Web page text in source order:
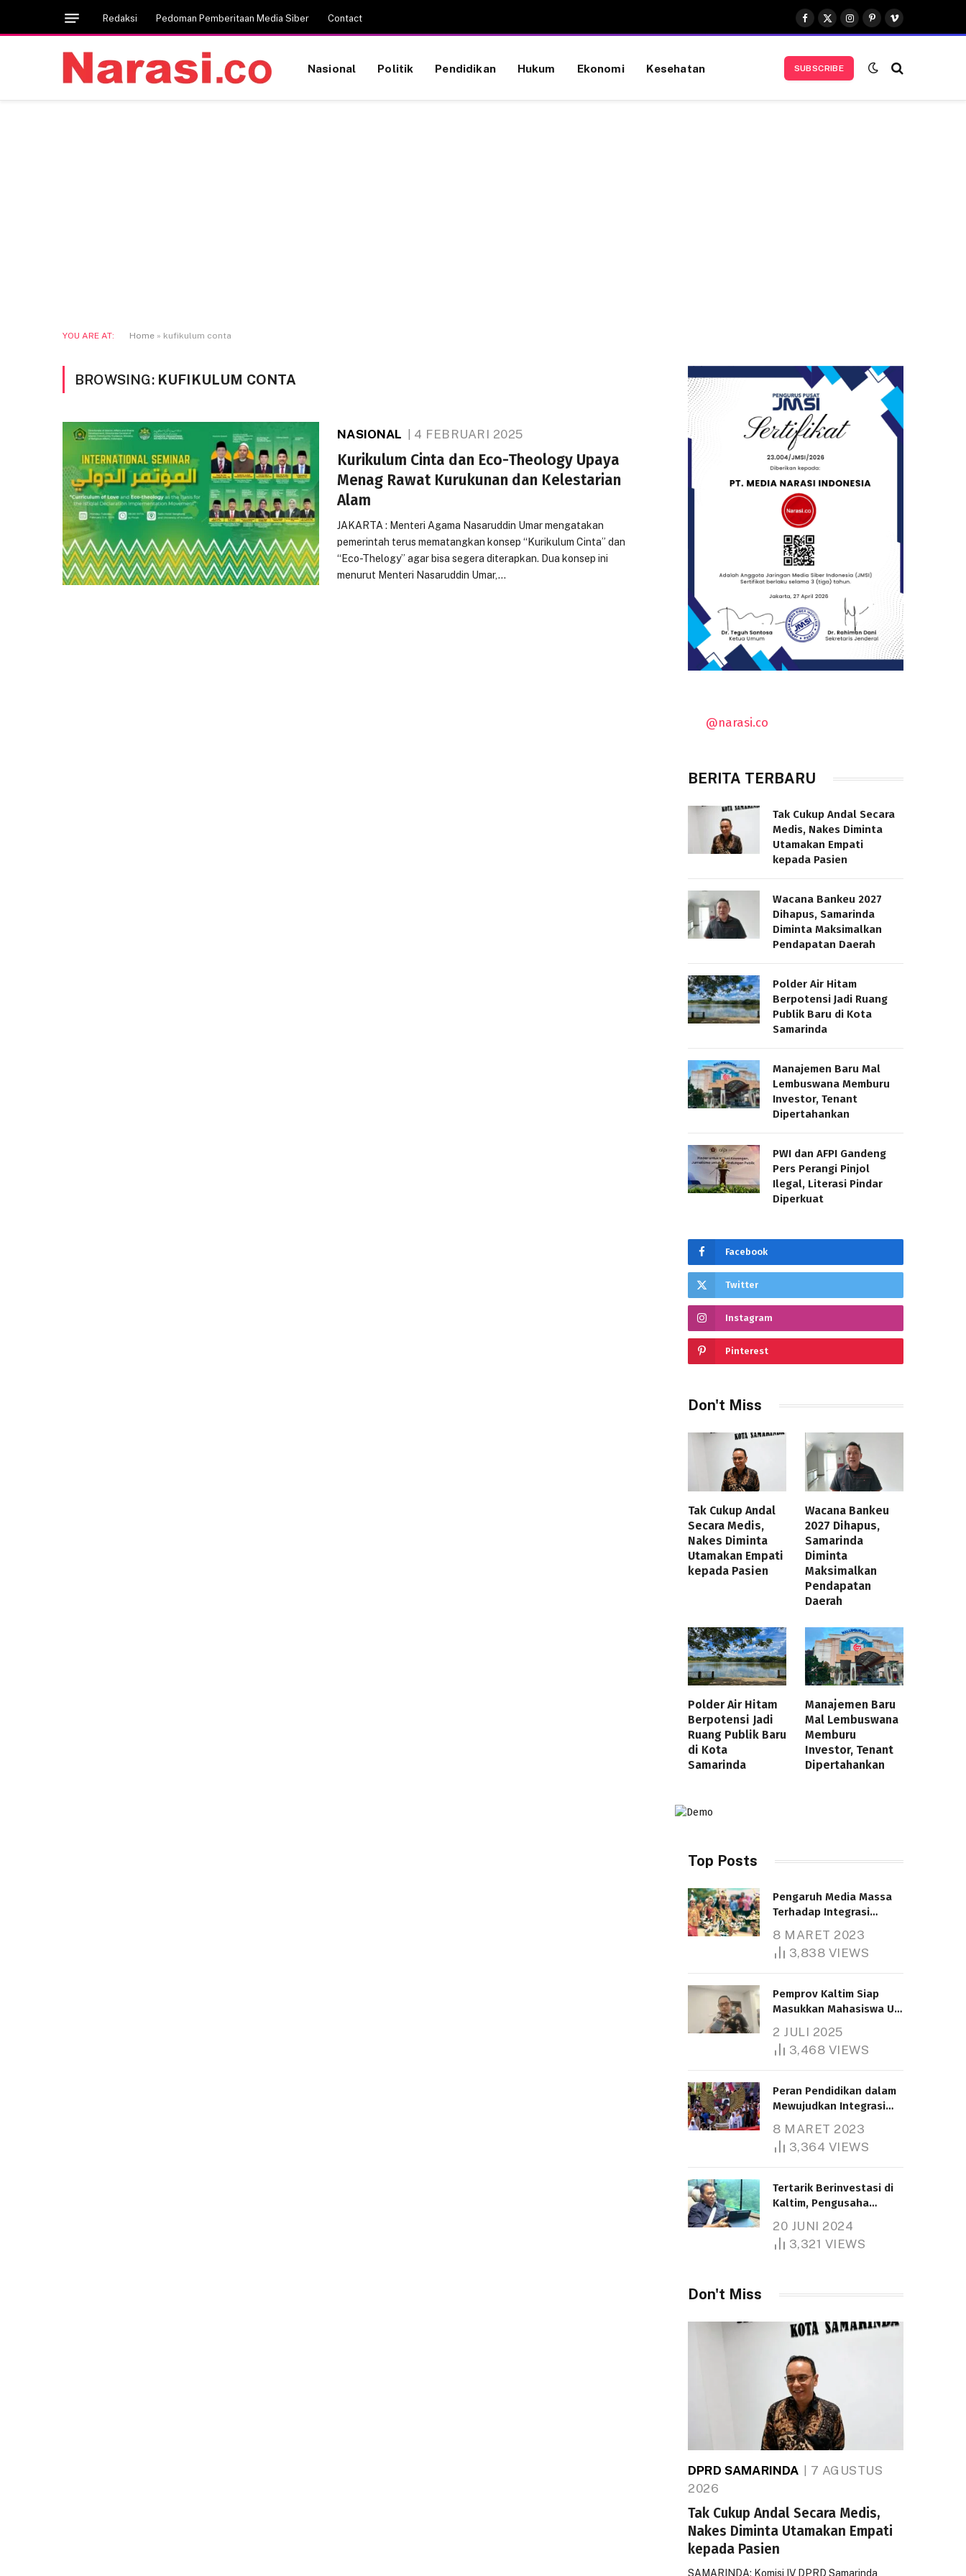
Redaksi Pedoman Pemberitaan Media Siber Contact
Facebook
X
(Twitter)
Instagram
Pinterest
Vimeo
Nasional Politik Pendidikan Hukum Ekonomi Kesehatan SUBSCRIBE
YOU ARE AT: Home » kufikulum conta
BROWSING: KUFIKULUM CONTA
NASIONAL 4 FEBRUARI 2025
Kurikulum Cinta dan Eco-Theology Upaya
Menag Rawat Kurukunan dan Kelestarian
Alam
JAKARTA : Menteri Agama Nasaruddin Umar mengatakan
pemerintah terus mematangkan konsep “Kurikulum Cinta” dan
“Eco-Thelogy” agar bisa segera diterapkan. Dua konsep ini
menurut Menteri Nasaruddin Umar,…
@narasi.co
BERITA TERBARU
Tak Cukup Andal Secara
Medis, Nakes Diminta
Utamakan Empati
kepada Pasien
Wacana Bankeu 2027
Dihapus, Samarinda
Diminta Maksimalkan
Pendapatan Daerah
Polder Air Hitam
Berpotensi Jadi Ruang
Publik Baru di Kota
Samarinda
Manajemen Baru Mal
Lembuswana Memburu
Investor, Tenant
Dipertahankan
PWI dan AFPI Gandeng
Pers Perangi Pinjol
Ilegal, Literasi Pindar
Diperkuat
Facebook
Twitter
Instagram
Pinterest
Don't Miss
Tak Cukup Andal
Secara Medis,
Nakes Diminta
Utamakan Empati
kepada Pasien
Wacana Bankeu
2027 Dihapus,
Samarinda
Diminta
Maksimalkan
Pendapatan
Daerah
Polder Air Hitam
Berpotensi Jadi
Ruang Publik Baru
di Kota
Samarinda
Manajemen Baru
Mal Lembuswana
Memburu
Investor, Tenant
Dipertahankan
Top Posts
Pengaruh Media Massa
Terhadap Integrasi
8 MARET 2023
3,838 VIEWS
Pemprov Kaltim Siap
Masukkan Mahasiswa UT
Bantuan Pendidikan
Gratispol
2 JULI 2025
3,468 VIEWS
Peran Pendidikan dalam
Mewujudkan Integrasi
8 MARET 2023
3,364 VIEWS
Tertarik Berinvestasi di
Kaltim, Pengusaha
1.000 Hektare
20 JUNI 2024
3,321 VIEWS
Don't Miss
DPRD SAMARINDA
7 AGUSTUS
2026
Tak Cukup Andal Secara Medis,
Nakes Diminta Utamakan Empati
kepada Pasien
SAMARINDA: Komisi IV DPRD Samarinda